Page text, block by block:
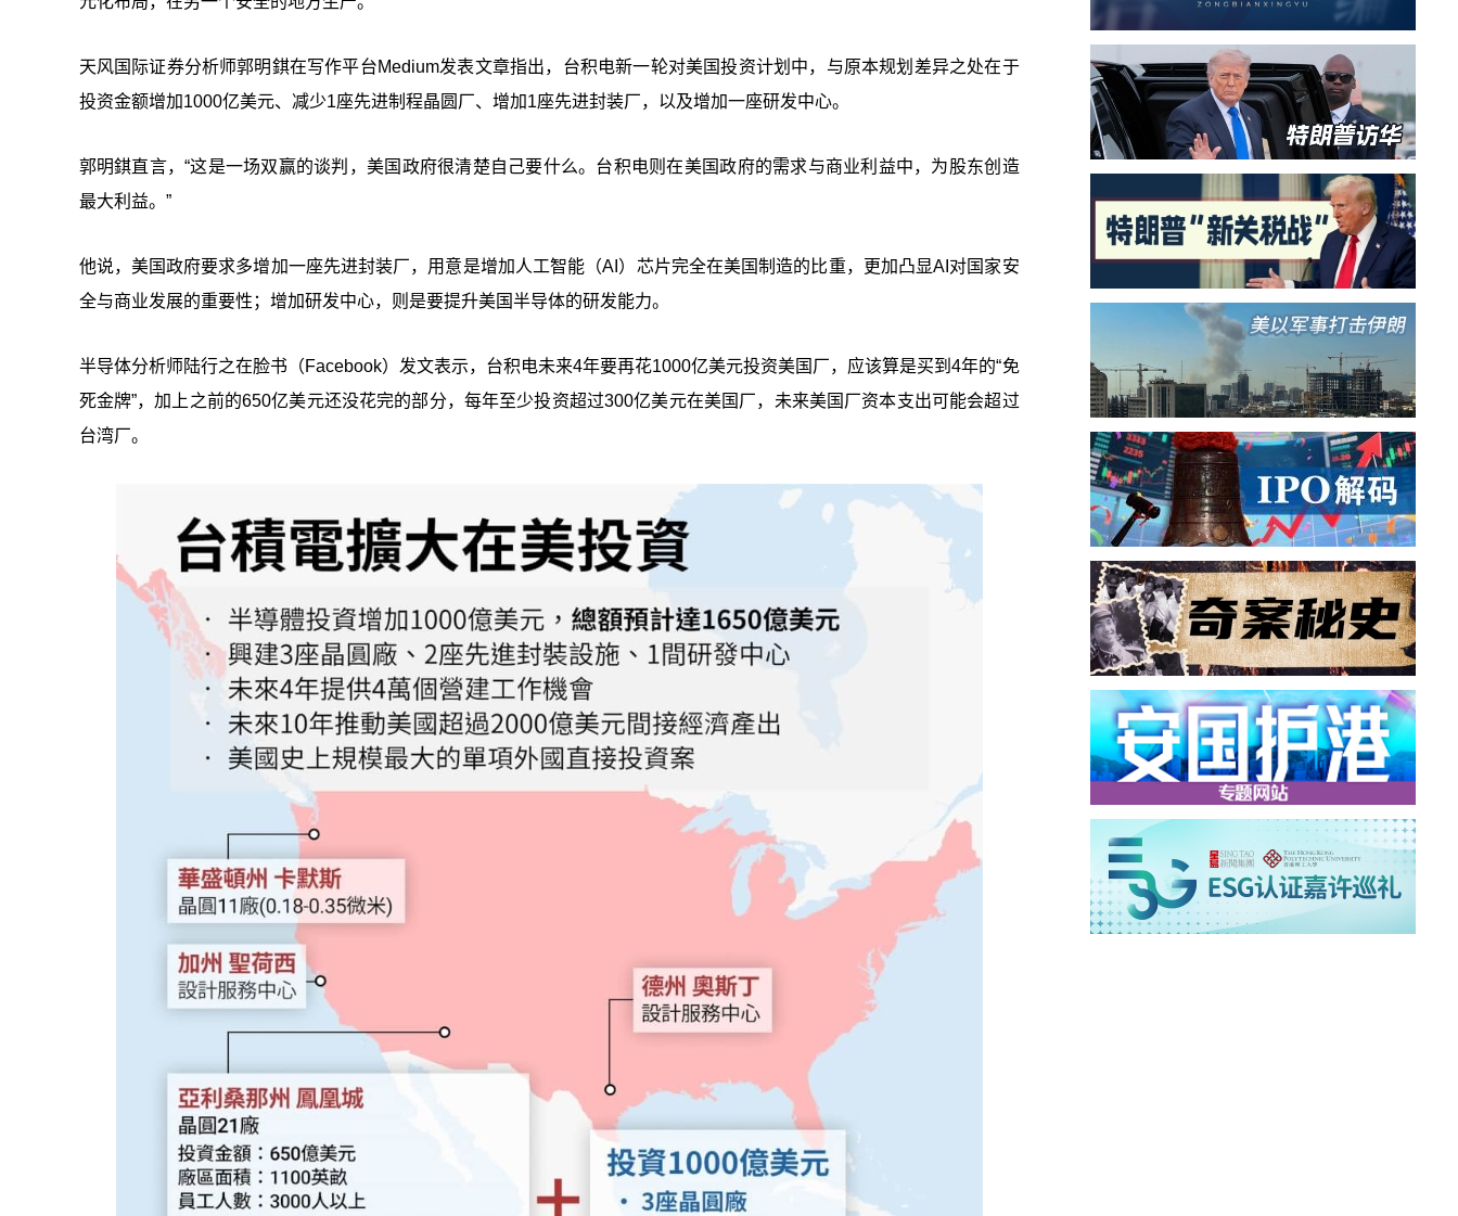
天风国际证券分析师郭明錤在写作平台Medium发表文章指出，台积电新一轮对美国投资计划中，与原本规划差异之处在于
投资金额增加1000亿美元、减少1座先进制程晶圆厂、增加1座先进封装厂，以及增加一座研发中心。
郭明錤直言，“这是一场双赢的谈判，美国政府很清楚自己要什么。台积电则在美国政府的需求与商业利益中，为股东创造
最大利益。”
他说，美国政府要求多增加一座先进封装厂，用意是增加人工智能（AI）芯片完全在美国制造的比重，更加凸显AI对国家安
全与商业发展的重要性；增加研发中心，则是要提升美国半导体的研发能力。
半导体分析师陆行之在脸书（Facebook）发文表示，台积电未来4年要再花1000亿美元投资美国厂，应该算是买到4年的“免
死金牌”，加上之前的650亿美元还没花完的部分，每年至少投资超过300亿美元在美国厂，未来美国厂资本支出可能会超过
台湾厂。